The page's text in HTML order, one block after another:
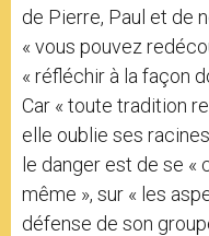
de Pierre, Paul et de
« vous pouvez
« réfléchir à la façon
Car « toute tradition
elle oublie ses
le danger est de se «
même », sur « les
défense de son